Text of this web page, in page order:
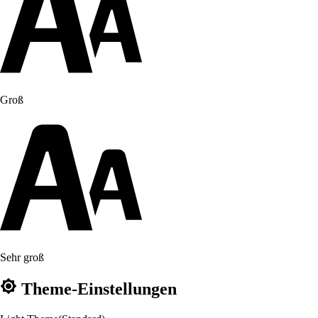
Groß
Sehr groß
Theme-Einstellungen